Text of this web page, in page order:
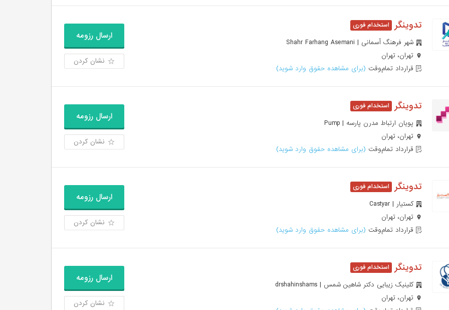
تدوینگر
شهر فرهنگ آسمانی | Shahr Farhang Asemani
تهران، تهران
قرارداد تمام‌وقت (برای مشاهده حقوق وارد شوید)
ارسال رزومه
نشان کردن
تدوینگر
پویان ارتباط مدرن پارسه | Pump
تهران، تهران
قرارداد تمام‌وقت (برای مشاهده حقوق وارد شوید)
ارسال رزومه
نشان کردن
تدوینگر
کستیار | Castyar
تهران، تهران
قرارداد تمام‌وقت (برای مشاهده حقوق وارد شوید)
ارسال رزومه
نشان کردن
تدوینگر
کلینیک زیبایی دکتر شاهین شمس | drshahinshams
تهران، تهران
ارسال رزومه
نشان کردن